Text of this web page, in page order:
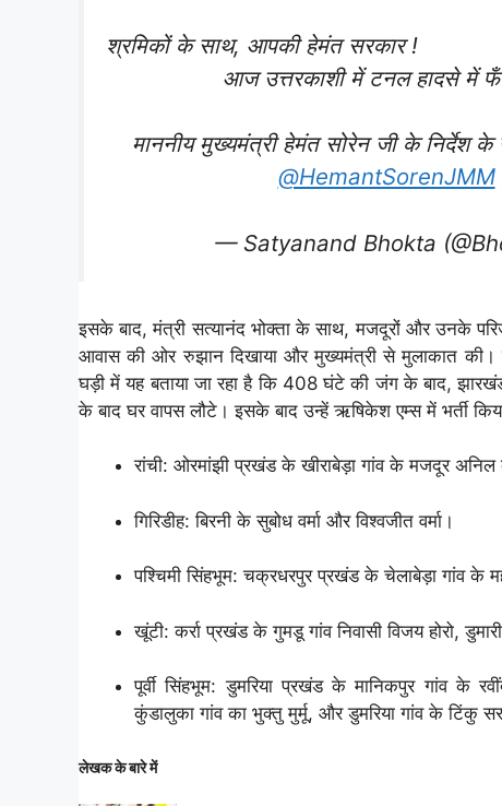
श्रमिकों के साथ, आपकी हेमंत सरकार !
आज उत्तरकाशी में टनल हादसे में
माननीय मुख्यमंत्री हेमंत सोरेन जी के निर्देश
@HemantSorenJMM
— Satyanand Bhokta
इसके बाद, मंत्री सत्यानंद भोक्ता के साथ, मजदूरों और उनके
आवास की ओर रुझान दिखाया और मुख्यमंत्री से मुलाकात
घड़ी में यह बताया जा रहा है कि 408 घंटे की जंग के बाद,
के बाद घर वापस लौटे। इसके बाद उन्हें ऋषिकेश एम्स में भर्ती
रांची: ओरमांझी प्रखंड के खीराबेड़ा गांव के मजदूर अनिल
गिरिडीह: बिरनी के सुबोध वर्मा और विश्वजीत वर्मा।
पश्चिमी सिंहभूम: चक्रधरपुर प्रखंड के चेलाबेड़ा गांव के
खूंटी: कर्रा प्रखंड के गुमडू गांव निवासी विजय होरो,
पूर्वी सिंहभूम: डुमरिया प्रखंड के मानिकपुर गांव के
कुंडालुका गांव का भुक्तु मुर्मू, और डुमरिया गांव के टिंकु
लेखक के बारे में